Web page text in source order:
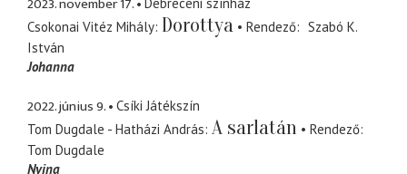
Csokonai Vitéz Mihály Dorottya Rendező
Szabó K.
István
Johanna
2022. június 9.
Csíki Játékszín
Tom Dugdale - Hatházi András A sarlatán
Rendező
Tom Dugdale
Nyina